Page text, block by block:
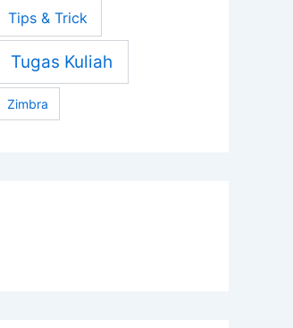
Tips & Trick
Tugas Kuliah
Zimbra